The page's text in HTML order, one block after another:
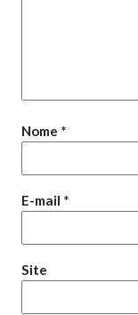
Nome *
E-mail *
Site